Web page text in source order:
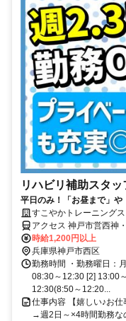
リハビリ補助スタッ
平日のみ！「お昼まで」
験から活躍できるお仕事
すこやかトレーニング
アクセス 神戸市営西神
約25分、神戸市営西神
神戸市営西神・山手線
神中央駅」より車5分 ＊
時給1,200円以上
兵庫県神戸市西区
勤務時間 ・勤務曜日：
08:30～12:30 [2] 13:00
12:30(8:50～12:20...
仕事内容 【嬉しい♪お
→週2日～×4時間勤務な